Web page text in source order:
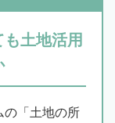
土地活用
の「土地の所